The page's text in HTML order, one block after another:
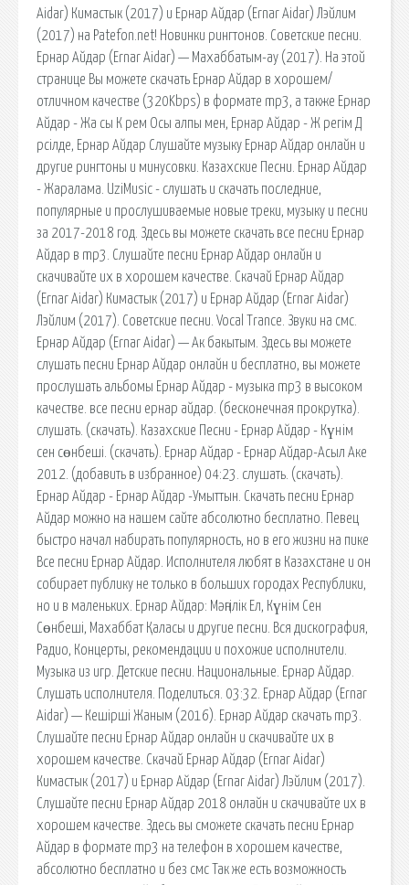
Aidar) Кимастык (2017) и Ернар Айдар (Ernar Aidar) Лэйлим
(2017) на Patefon.net! Новинки рингтонов. Советские песни.
Ернар Айдар (Ernar Aidar) — Махаббатым-ау (2017). На этой
странице Вы можете скачать Ернар Айдар в хорошем/
отличном качестве (320Kbps) в формате mp3, а также Ернар
Айдар - Жа сы К рем Осы алпы мен, Ернар Айдар - Ж регім Д
рсілде, Ернар Айдар Слушайте музыку Ернар Айдар онлайн и
другие рингтоны и минусовки. Казахские Песни. Ернар Айдар
- Жаралама. UziMusic - слушать и скачать последние,
популярные и прослушиваемые новые треки, музыку и песни
за 2017-2018 год. Здесь вы можете скачать все песни Ернар
Айдар в mp3. Слушайте песни Ернар Айдар онлайн и
скачивайте их в хорошем качестве. Скачай Ернар Айдар
(Ernar Aidar) Кимастык (2017) и Ернар Айдар (Ernar Aidar)
Лэйлим (2017). Советские песни. Vocal Trance. Звуки на смс.
Ернар Айдар (Ernar Aidar) — Ак бакытым. Здесь вы можете
слушать песни Ернар Айдар онлайн и бесплатно, вы можете
прослушать альбомы Ернар Айдар - музыка mp3 в высоком
качестве. все песни ернар айдар. (бесконечная прокрутка).
слушать. (скачать). Казахские Песни - Ернар Айдар - Күнім
сен сөнбеші. (скачать). Ернар Айдар - Ернар Айдар-Асыл Аке
2012. (добавить в избранное) 04:23. слушать. (скачать).
Ернар Айдар - Ернар Айдар -Умыттын. Скачать песни Ернар
Айдар можно на нашем сайте абсолютно бесплатно. Певец
быстро начал набирать популярность, но в его жизни на пике
Все песни Ернар Айдар. Исполнителя любят в Казахстане и он
собирает публику не только в больших городах Республики,
но и в маленьких. Ернар Айдар: Мәңгілік Ел, Күнім Сен
Сөнбеші, Махаббат Қаласы и другие песни. Вся дискография,
Радио, Концерты, рекомендации и похожие исполнители.
Музыка из игр. Детские песни. Национальные. Ернар Айдар.
Слушать исполнителя. Поделиться. 03:32. Ернар Айдар (Ernar
Aidar) — Кешірші Жаным (2016). Ернар Айдар скачать mp3.
Слушайте песни Ернар Айдар онлайн и скачивайте их в
хорошем качестве. Скачай Ернар Айдар (Ernar Aidar)
Кимастык (2017) и Ернар Айдар (Ernar Aidar) Лэйлим (2017).
Слушайте песни Ернар Айдар 2018 онлайн и скачивайте их в
хорошем качестве. Здесь вы сможете скачать песни Ернар
Айдар в формате mp3 на телефон в хорошем качестве,
абсолютно бесплатно и без смс Так же есть возможность